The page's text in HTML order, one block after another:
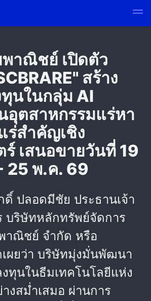
าณิชย์ เปิดตัว
สร้าง
นในกลุ่ม AI
อุตสาหกรรมแร่หา
ร่สำคัญเชิง
เสนอขายวันที่ 19
25 พ.ค. 69
ปลอดมีชัย ประธานเจ้า
บริษัทหลักทรัพย์จัดการ
าณิชย์ จำกัด หรือ
เผยว่า บริษัทมุ่งมั่นพัฒนา
ทุนในธีมเทคโนโลยีแห่ง
งสม่ำเสมอ ผ่านการ